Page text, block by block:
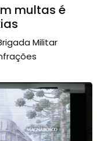
multas é
Militar